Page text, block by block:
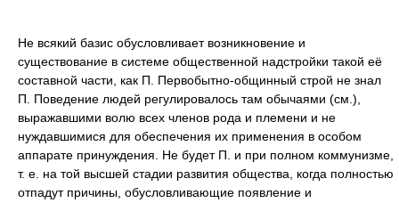
Не всякий базис обусловливает возникновение и
существование в системе общественной надстройки такой её
составной части, как П. Первобытно-общинный строй не знал
П. Поведение людей регулировалось там обычаями (см.),
выражавшими волю всех членов рода и племени и не
нуждавшимися для обеспечения их применения в особом
аппарате принуждения. Не будет П. и при полном коммунизме,
т. е. на той высшей стадии развития общества, когда полностью
отпадут причины, обусловливающие появление и